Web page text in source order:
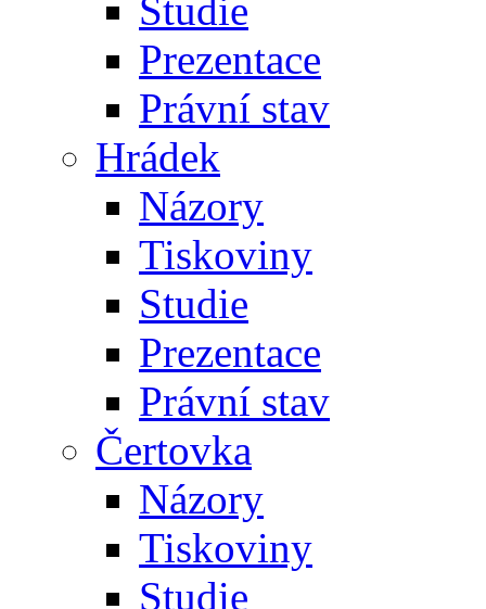
Studie
Prezentace
Právní stav
Hrádek
Názory
Tiskoviny
Studie
Prezentace
Právní stav
Čertovka
Názory
Tiskoviny
Studie